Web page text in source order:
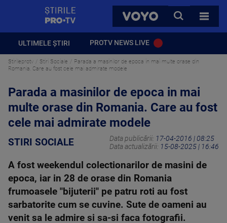
VOYO
CAUTA
TOATE
ULTIMELE ȘTIRI PROTV NEWS LIVE
Stirileprotv Stiri Sociale
Parada a masinilor de epoca in mai multe orase din
Romania. Care au fost cele mai admirate modele
Parada a masinilor de epoca in mai
multe orase din Romania. Care au fost
cele mai admirate modele
STIRI SOCIALE Data publicării: 17-04-2016 | 08:25
Data actualizării: 15-08-2025 | 16:46
A fost weekendul colectionarilor de masini de
epoca, iar in 28 de orase din Romania
frumoasele "bijuterii" pe patru roti au fost
sarbatorite cum se cuvine. Sute de oameni au
venit sa le admire si sa-si faca fotografii.